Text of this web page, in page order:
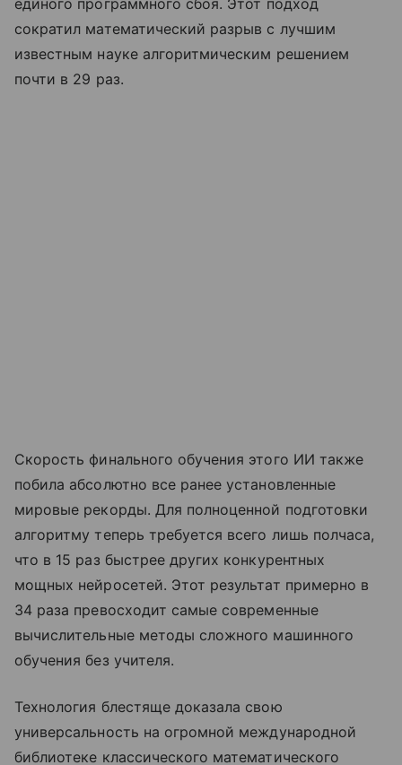
сократил математический разрыв с лучшим
известным науке алгоритмическим решением
почти в 29 раз.
Скорость финального обучения этого ИИ также
побила абсолютно все ранее установленные
мировые рекорды. Для полноценной подготовки
алгоритму теперь требуется всего лишь полчаса,
что в 15 раз быстрее других конкурентных
мощных нейросетей. Этот результат примерно в
34 раза превосходит самые современные
вычислительные методы сложного машинного
обучения без учителя.
Технология блестяще доказала свою
универсальность на огромной международной
библиотеке классического математического